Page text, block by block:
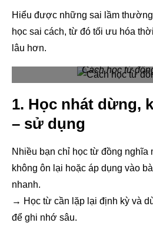
Hiểu được những sai lầm
học sai cách, từ đó tối ưu hóa
lâu hơn.
Cách học từ
1. Học nhát dừng,
– sử dụng
Nhiều bạn chỉ học từ đồng nghĩa
không ôn lại hoặc áp dụng vào
nhanh.
→ Học từ cần lặp lại định kỳ và
để ghi nhớ sâu.